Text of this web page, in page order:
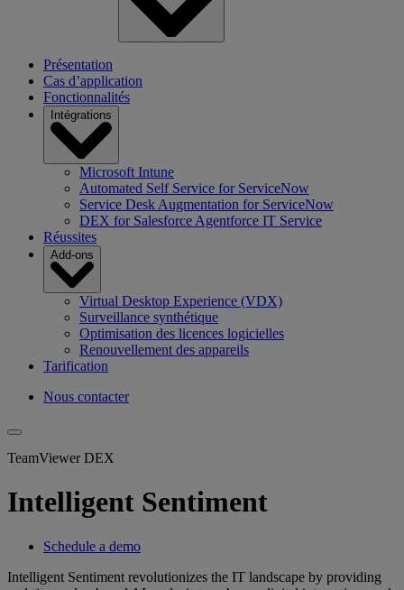
Présentation
Cas d’application
Fonctionnalités
Intégrations
Microsoft Intune
Automated Self Service for ServiceNow
Service Desk Augmentation for ServiceNow
DEX for Salesforce Agentforce IT Service
Réussites
Add-ons
Virtual Desktop Experience (VDX)
Surveillance synthétique
Optimisation des licences logicielles
Renouvellement des appareils
Tarification
Nous contacter
TeamViewer DEX
Intelligent Sentiment
Schedule a demo
Intelligent Sentiment revolutionizes the IT landscape by providing